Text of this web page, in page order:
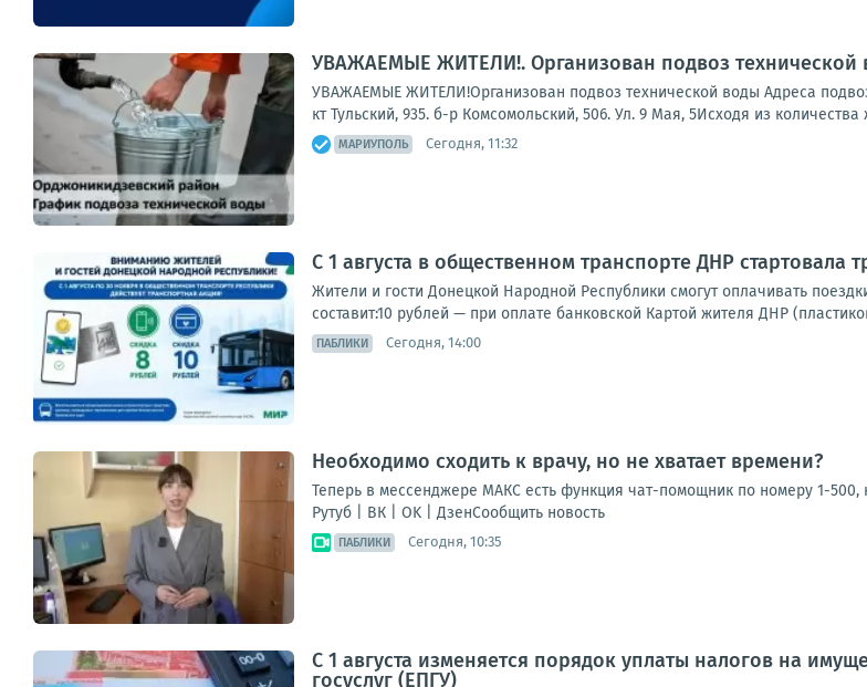
УВАЖАЕМЫЕ ЖИТЕЛИ!. Организован подвоз технической
УВАЖАЕМЫЕ ЖИТЕЛИ!Организован подвоз технической воды Адреса
кт Тульский, 935. б-р Комсомольский, 506. Ул. 9 Мая, 5Исходя из
МАРИУПОЛЬ Сегодня, 11:32
С 1 августа в общественном транспорте ДНР
Жители и гости Донецкой Народной Республики смогут оплачивать
составит:10 рублей — при оплате банковской Картой жителя ДНР
ПАБЛИКИ Сегодня, 14:00
Необходимо сходить к врачу, но не хватает времени?
Теперь в мессенджере МАКС есть функция чат-помощник по номеру 1-
Рутуб | ВК | OK | ДзенСообщить новость
ПАБЛИКИ Сегодня, 10:35
С 1 августа изменяется порядок уплаты налогов на
госуслуг (ЕПГУ)